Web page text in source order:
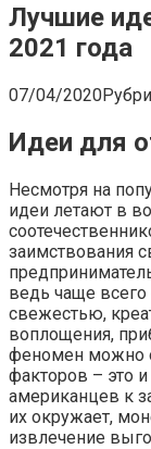
Лучшие
2021 года
07/04/2020
Идеи для
Несмотря на
идеи летают в
заимствования
ведь чаще
свежестью,
воплощения,
феномен можно
факторов – это
американцев к
их окружает,
извлечение